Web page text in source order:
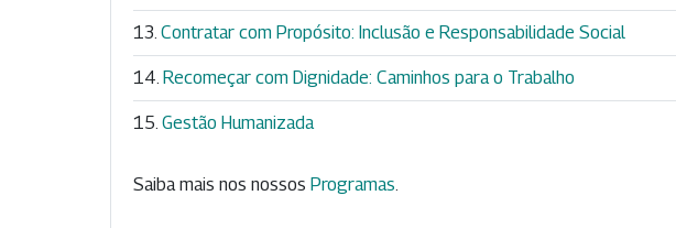
Contratar com Propósito: Inclusão e Responsabilidade Social
Recomeçar com Dignidade: Caminhos para o Trabalho
Gestão Humanizada
Saiba mais nos nossos Programas.